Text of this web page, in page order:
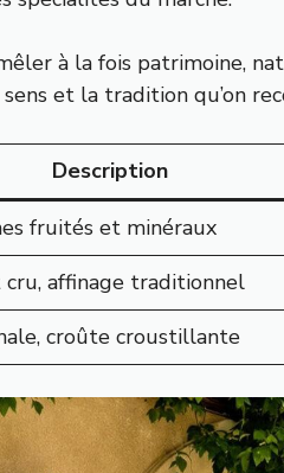
à la fois patrimoine,
sens et la tradition qu’on
Description
fruités et minéraux
cru, affinage traditionnel
croûte croustillante